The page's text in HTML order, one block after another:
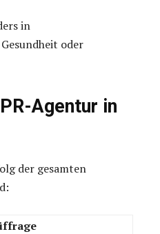
in
oder
Agentur in
der gesamten